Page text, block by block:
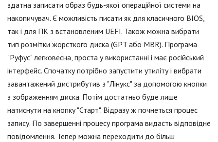
здатна записати образ будь-якої операційної системи на
накопичувач. Є можливість писати як для класичного BIOS,
так і для ПК з встановленим UEFI. Також можна вибрати
тип розмітки жорсткого диска (GPT або MBR). Програма
"Руфус" легковесна, проста у використанні і має російський
інтерфейс. Спочатку потрібно запустити утиліту і вибрати
завантажений дистрибутив з "Лінукс" за допомогою кнопки
з зображенням диска. Потім достатньо буде лише
натиснути на кнопку "Старт". Відразу ж почнеться процес
запису. По завершенні процесу програма видасть відповідне
повідомлення. Тепер можна переходити до більш